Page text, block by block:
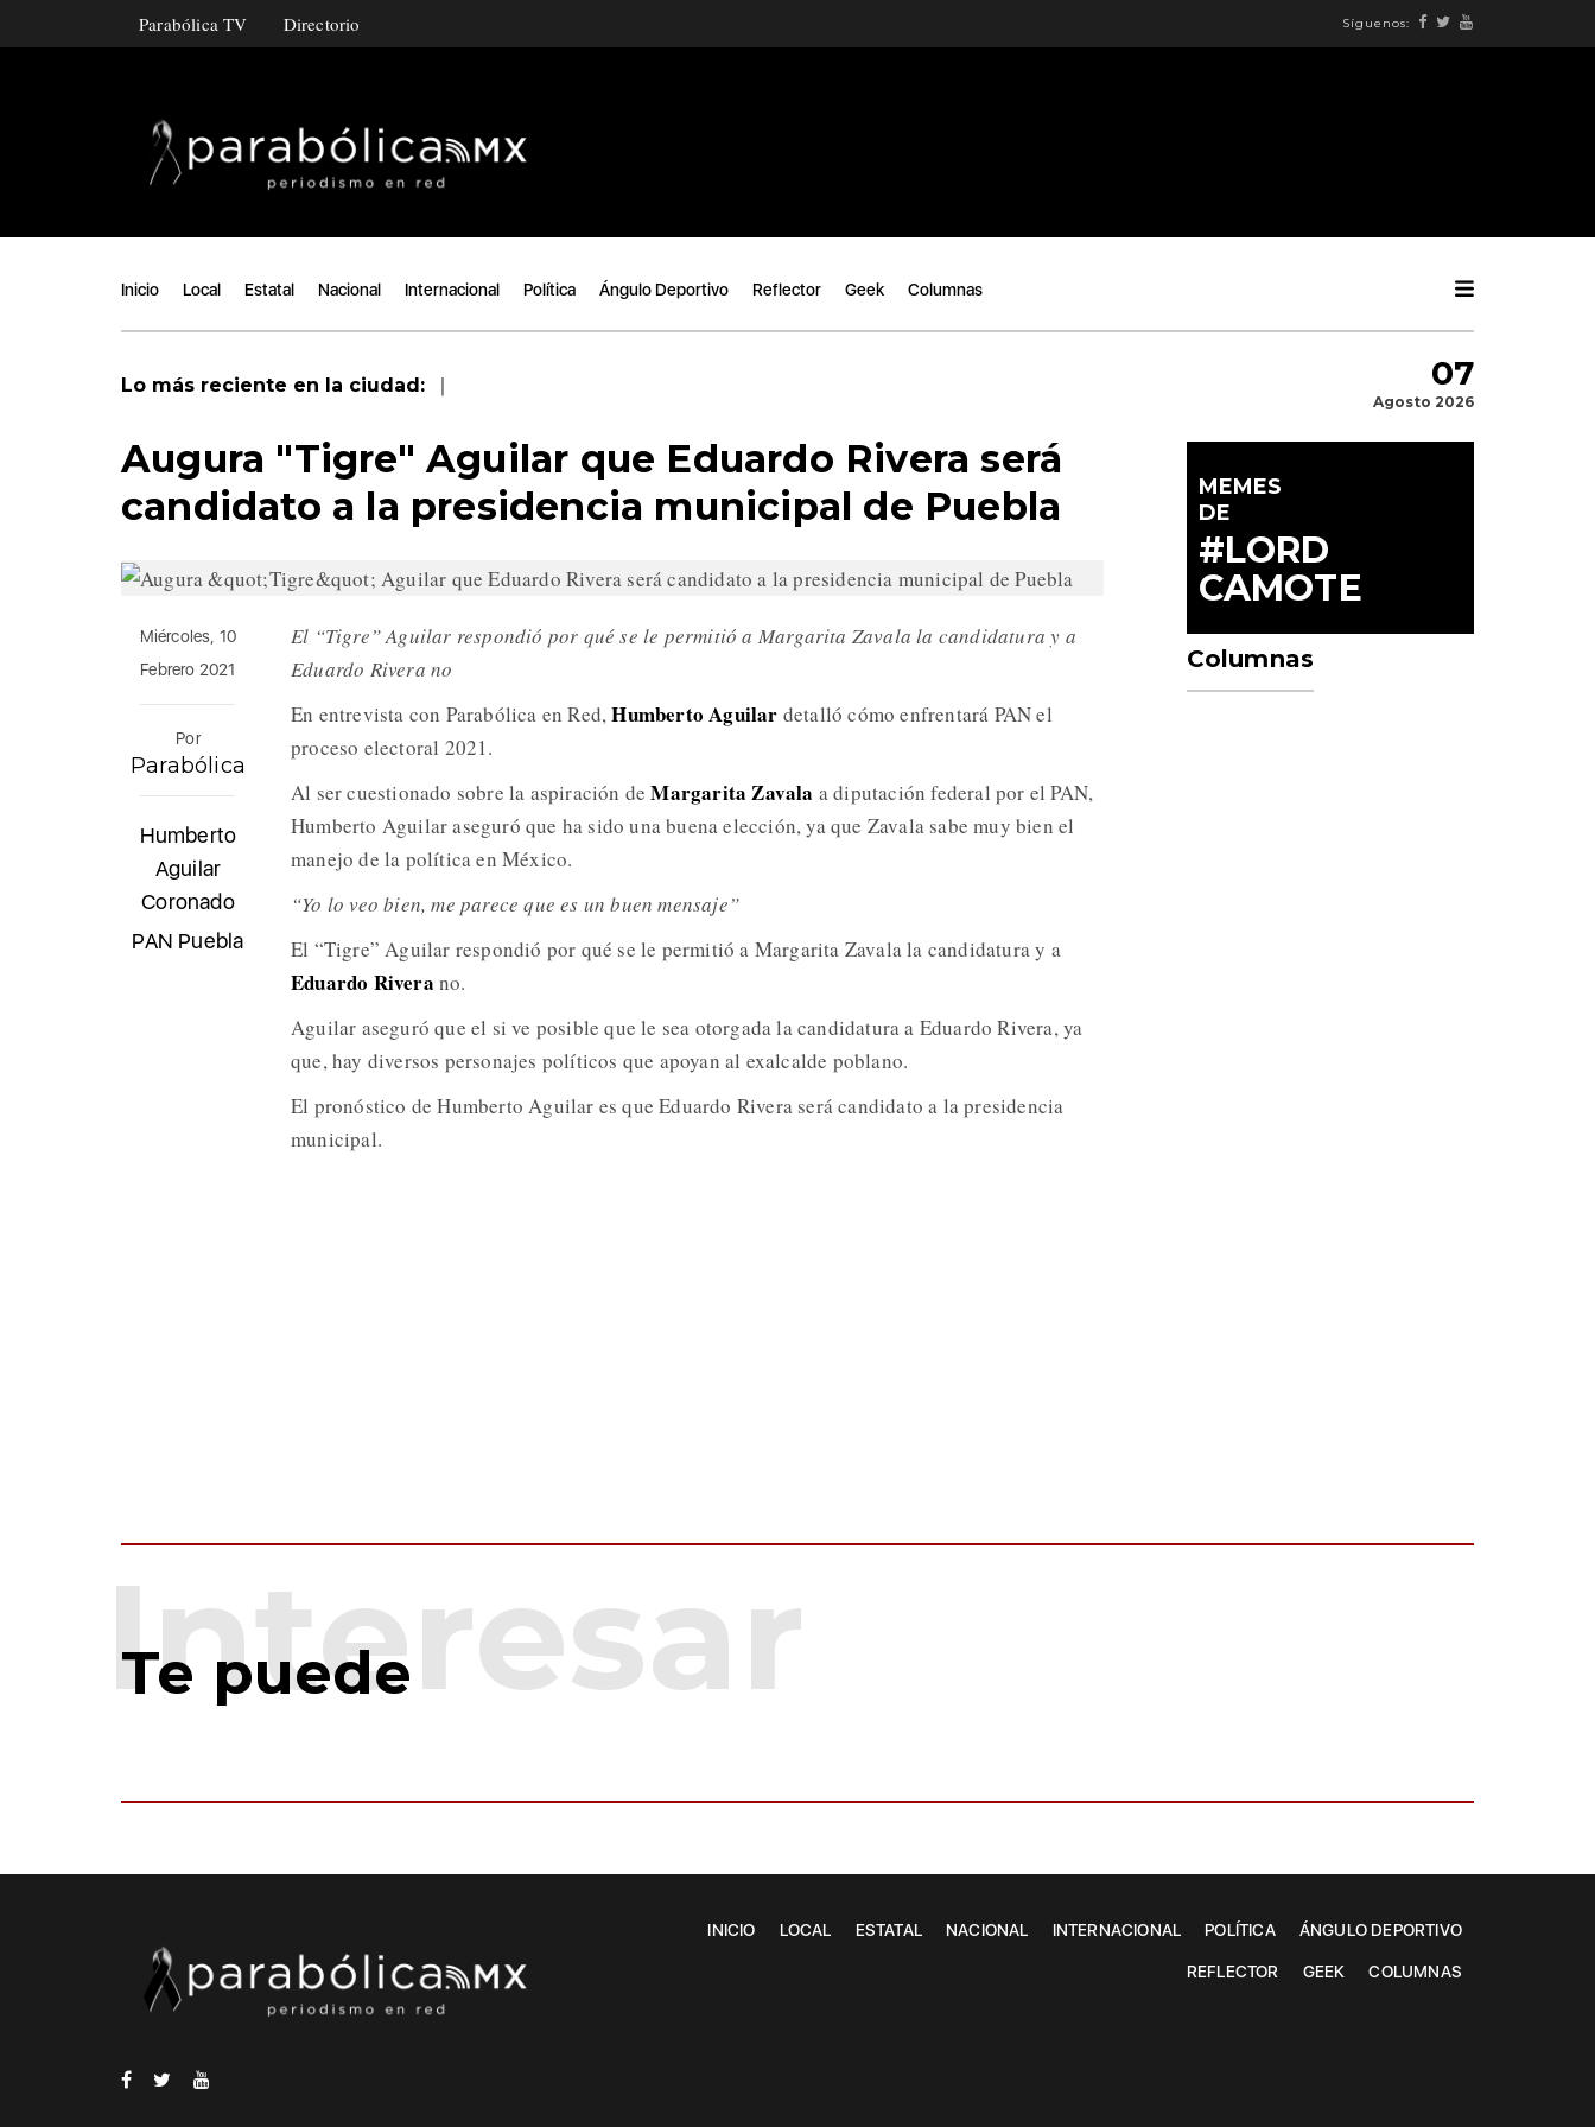
Parabólica TV Directorio Síguenos:
Inicio Local Estatal Nacional Internacional Política Ángulo Deportivo Reflector Geek Columnas
Lo más reciente en la ciudad: | 07
Agosto 2026
Augura "Tigre" Aguilar que Eduardo Rivera será
candidato a la presidencia municipal de Puebla
Miércoles, 10
Febrero 2021
Por
Parabólica
Humberto
Aguilar
Coronado
PAN Puebla
El “Tigre” Aguilar respondió por qué se le permitió a Margarita Zavala la candidatura y a
Eduardo Rivera no
En entrevista con Parabólica en Red,Humberto Aguilar detalló cómo enfrentará PAN el
proceso electoral 2021.
Al ser cuestionado sobre la aspiración deMargarita Zavala a diputación federal por el PAN,
Humberto Aguilar aseguró que ha sido una buena elección, ya que Zavala sabe muy bien el
manejo de la política en México.
“Yo lo veo bien, me parece que es un buen mensaje”
El “Tigre” Aguilar respondió por qué se le permitió a Margarita Zavala la candidatura y a
Eduardo Rivera no.
Aguilar aseguró que el si ve posible que le sea otorgada la candidatura a Eduardo Rivera, ya
que, hay diversos personajes políticos que apoyan al exalcalde poblano.
El pronóstico de Humberto Aguilar es que Eduardo Rivera será candidato a la presidencia
municipal.
MEMES
DE
#LORD
CAMOTE
Columnas
Te puede
INICIO LOCAL ESTATAL NACIONAL INTERNACIONAL POLÍTICA ÁNGULO DEPORTIVO
REFLECTOR GEEK COLUMNAS